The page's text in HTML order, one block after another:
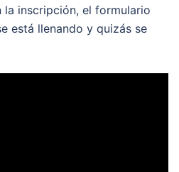
inscripción, el formulario
está llenando y quizás se